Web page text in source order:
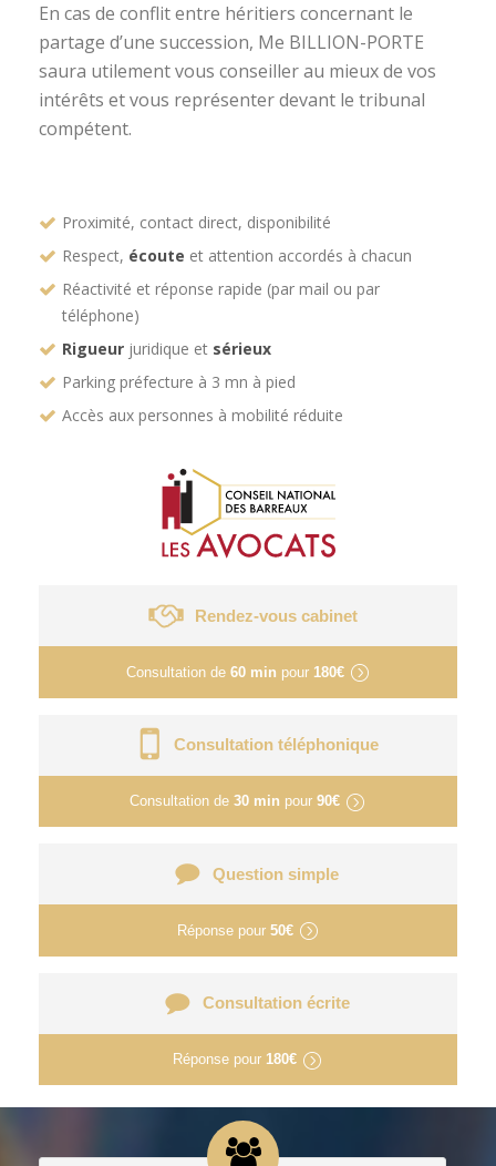
En cas de conflit entre héritiers concernant le
partage d’une succession, Me BILLION-PORTE
saura utilement vous conseiller au mieux de vos
intérêts et vous représenter devant le tribunal
compétent.
Proximité, contact direct, disponibilité
Respect, écoute et attention accordés à chacun
Réactivité et réponse rapide (par mail ou par
téléphone)
Rigueur juridique et sérieux
Parking préfecture à 3 mn à pied
Accès aux personnes à mobilité réduite
Rendez-vous cabinet
Consultation de 60 min pour 180€
Consultation téléphonique
Consultation de 30 min pour 90€
Question simple
Réponse pour 50€
Consultation écrite
Réponse pour 180€